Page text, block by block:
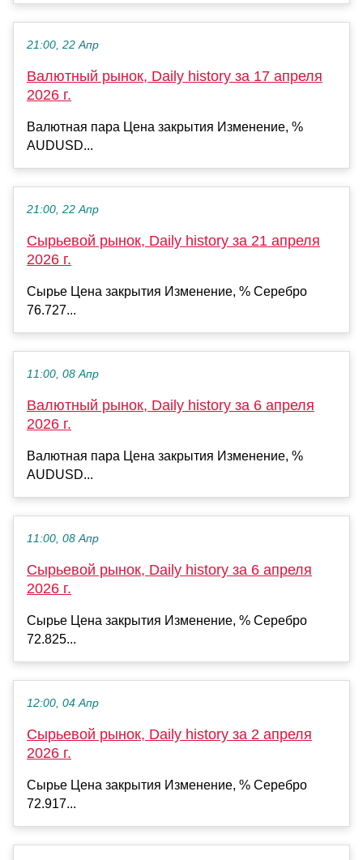
21:00, 22 Апр
Валютный рынок, Daily history за 17 апреля
2026 г.
Валютная пара Цена закрытия Изменение, %
AUDUSD...
21:00, 22 Апр
Сырьевой рынок, Daily history за 21 апреля
2026 г.
Сырье Цена закрытия Изменение, % Серебро
76.727...
11:00, 08 Апр
Валютный рынок, Daily history за 6 апреля
2026 г.
Валютная пара Цена закрытия Изменение, %
AUDUSD...
11:00, 08 Апр
Сырьевой рынок, Daily history за 6 апреля
2026 г.
Сырье Цена закрытия Изменение, % Серебро
72.825...
12:00, 04 Апр
Сырьевой рынок, Daily history за 2 апреля
2026 г.
Сырье Цена закрытия Изменение, % Серебро
72.917...